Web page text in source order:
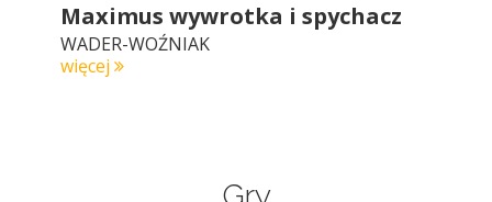
Maximus wywrotka i spychacz
WADER-WOŹNIAK
więcej